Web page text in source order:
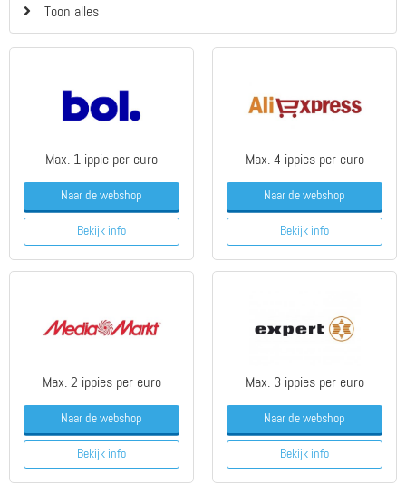
Toon alles
Max. 1 ippie per euro
Naar de webshop
Bekijk info
Max. 4 ippies per euro
Naar de webshop
Bekijk info
Max. 2 ippies per euro
Naar de webshop
Bekijk info
Max. 3 ippies per euro
Naar de webshop
Bekijk info